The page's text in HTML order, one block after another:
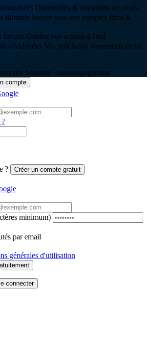
Dividendes & variations de cours
illimités Suivez tous vos comptes titres &
favoris Gardez vos actions à l'œil
dividendes Vos prochains versements en un
carte bancaire · sans engagement
compte
? Créer un compte gratuit
minimum)
par email
générales d'utilisation
connecter